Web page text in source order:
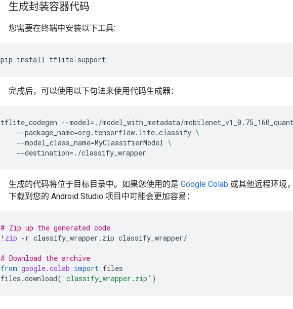
生成封装容器代码
您需要在终端中安装以下工具:
pip install
完成后，可以使用以下句法来使用代码生成器：
tflite_codegen --model= ./model_with_metadata/
--package_name=org.tensorflow.lite.classify \
--model_class_name=MyClassifierModel \
--destination=
生成的代码将位于目标目录中。如果您使用的是 Google Colab 或其他远程环境
下载到您的 Android Studio 项目中可能会更加容易：
# Zip up the generated code
! zip -r classify_wrapper . zip classify_wrapper/
# Download the archive
from google.colab import files
files .download( 'classify_wrapper.zip' )